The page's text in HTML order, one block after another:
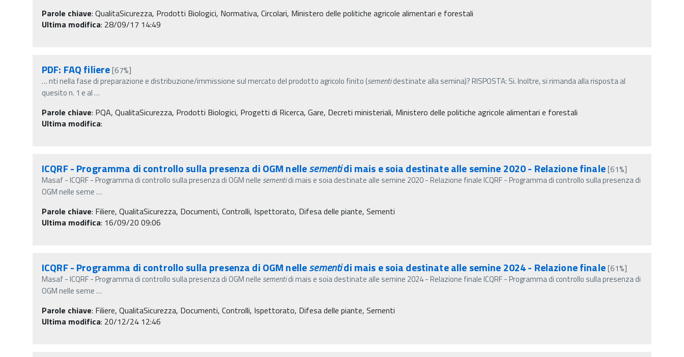
Parole chiave: QualitaSicurezza, Prodotti Biologici, Normativa, Circolari, Ministero delle politiche agricole alimentari e forestali
Ultima modifica: 28/09/17 14:49
PDF: FAQ filiere[67%]
…nti nella fase di preparazione e distribuzione/immissione sul mercato del prodotto agricolo finito (sementidestinate alla semina)? RISPOSTA: Si. Inoltre, si rimanda alla risposta al
quesito n. 1 e al…
Parole chiave: PQA, QualitaSicurezza, Prodotti Biologici, Progetti di Ricerca, Gare, Decreti ministeriali, Ministero delle politiche agricole alimentari e forestali
Ultima modifica:
ICQRF - Programma di controllo sulla presenza di OGM nellesementidi mais e soia destinate alle semine 2020 - Relazione finale[61%]
Masaf - ICQRF - Programma di controllo sulla presenza di OGM nelle sementidi mais e soia destinate alle semine 2020 - Relazione finale ICQRF - Programma di controllo sulla presenza di
OGM nelle seme…
Parole chiave: Filiere, QualitaSicurezza, Documenti, Controlli, Ispettorato, Difesa delle piante, Sementi
Ultima modifica: 16/09/20 09:06
ICQRF - Programma di controllo sulla presenza di OGM nellesementidi mais e soia destinate alle semine 2024 - Relazione finale[61%]
Masaf - ICQRF - Programma di controllo sulla presenza di OGM nelle sementidi mais e soia destinate alle semine 2024 - Relazione finale ICQRF - Programma di controllo sulla presenza di
OGM nelle seme…
Parole chiave: Filiere, QualitaSicurezza, Documenti, Controlli, Ispettorato, Difesa delle piante, Sementi
Ultima modifica: 20/12/24 12:46